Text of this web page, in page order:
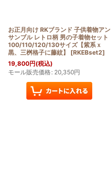
お正月向け RKブランド 子供着物アン
サンブル レトロ柄 男の子着物セット
100/110/120/130サイズ【紫系ｘ
黒、三桝格子に藤紋】
[RKEBset2]
19,800円(税込)
モール販売価格: 20,350円